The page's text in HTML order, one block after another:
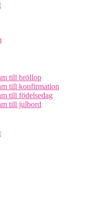
till bröllop
till konfirmation
till födelsedag
till julbord